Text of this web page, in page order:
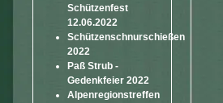
Schützenfest
12.06.2022
Schützenschnurschießen
2022
Paß Strub -
Gedenkfeier 2022
Alpenregionstreffen